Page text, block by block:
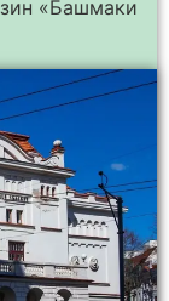
«Башмаки